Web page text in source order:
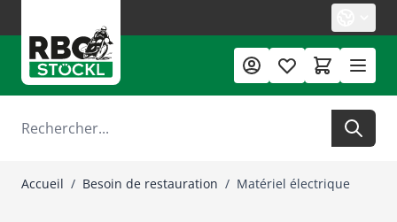
Rechercher
Accueil / Besoin de restauration / Matériel électrique